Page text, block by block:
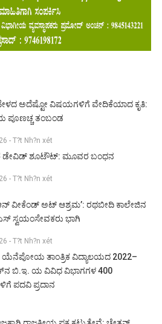
ಅದೆಷ್ಟೋ ವಿಷಯಗಳಿಗೆ ವೇದಿಕೆಯಾದ ಕೃತಿ:
ಪೂಣಚ್ಚ ತಂಬಂಡ
- T?t Nh?n xét
ಡೇವಿಡ್ ಶೂಟೌಟ್: ಮೂವರ ಬಂಧನ
- T?t Nh?n xét
ವೀಕೆಂಡ್ ಅಟ್ ಆಶ್ರಮ’: ರಥಬೀದಿ ಕಾಲೇಜಿನ
ಸ್ವಯಂಸೇವಕರು ಭಾಗಿ
- T?t Nh?n xét
ಯೆನೆಪೋಯ ತಾಂತ್ರಿಕ ವಿದ್ಯಾಲಯದ 2022–
ಬಿ.ಇ. ಯ ವಿವಿಧ ವಿಭಾಗಗಳ 400
ಪದವಿ ಪ್ರದಾನ